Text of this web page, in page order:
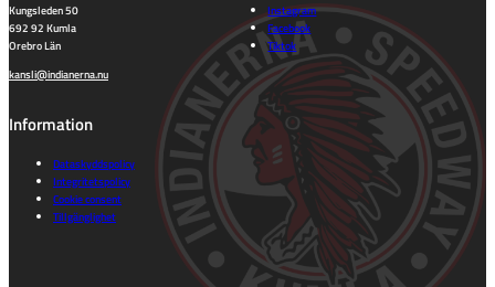
Kungsleden 50
692 92 Kumla
Orebro Län
kansli@indianerna.nu
Instagram
Facebook
Tiktok
Information
Dataskyddspolicy
Integritetspolicy
Cookie consent
Tillgänglighet